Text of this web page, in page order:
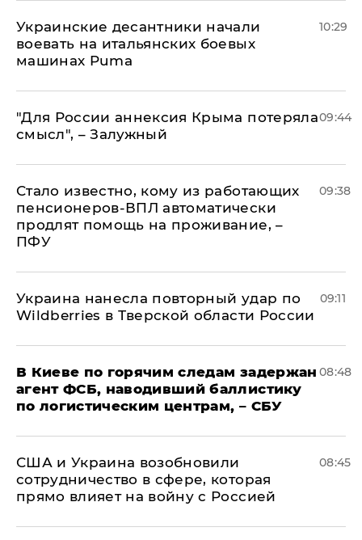
Украинские десантники начали
воевать на итальянских боевых
машинах Puma
10:29
"Для России аннексия Крыма потеряла
смысл", – Залужный
09:44
Стало известно, кому из работающих
пенсионеров-ВПЛ автоматически
продлят помощь на проживание, –
ПФУ
09:38
Украина нанесла повторный удар по
Wildberries в Тверской области России
09:11
В Киеве по горячим следам задержан
агент ФСБ, наводивший баллистику
по логистическим центрам, – СБУ
08:48
США и Украина возобновили
сотрудничество в сфере, которая
прямо влияет на войну с Россией
08:45